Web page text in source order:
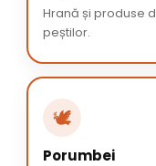
Hrană și produse
peștilor.
🕊️
Porumbei